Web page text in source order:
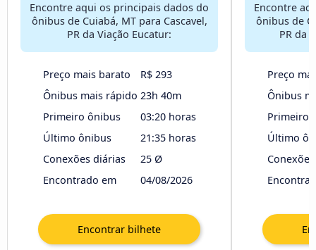
Encontre aqui os principais dados do
ônibus de Cuiabá, MT para Cascavel,
PR da Viação Eucatur:
Preço mais barato
R$ 293
Ônibus mais rápido 23h 40m
Primeiro ônibus
03:20 horas
Último ônibus
21:35 horas
Conexões diárias
25 Ø
Encontrado em
04/08/2026
Encontre
ônibus de
PR da
Preço
Ônibus
Primeiro
Último